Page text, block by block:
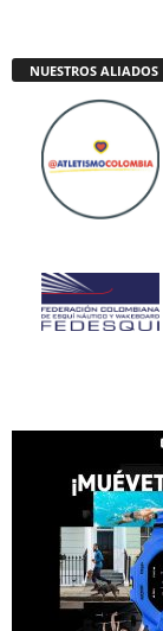
NUESTROS ALIADOS